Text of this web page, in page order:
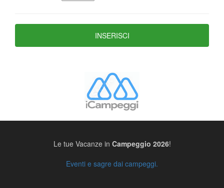
Le tue Vacanze in Campeggio 2026!
Eventi e sagre dai campeggi.